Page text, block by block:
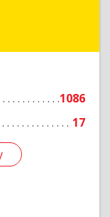
1086
17
ул, дом №